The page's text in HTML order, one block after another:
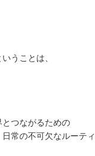
うことは、
つながるための
常の不可欠なルーティ